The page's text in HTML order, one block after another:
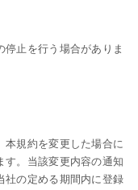
止を行う場合がありま
本規約を変更した場合に
す。当該変更内容の通知
社の定める期間内に登録